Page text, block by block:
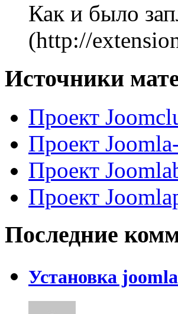
Как и было
(http://
Источники
Проект
Проект
Проект
Проект
Последние
Установка